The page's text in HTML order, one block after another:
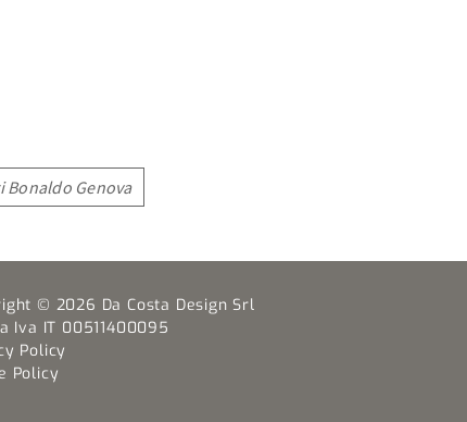
Bonaldo Genova
© 2026 Da Costa Design Srl
Iva IT 00511400095
Policy
Policy